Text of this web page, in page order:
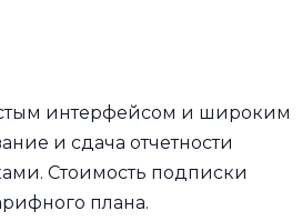
интерфейсом и широким
и сдача отчетности
Стоимость подписки
плана.